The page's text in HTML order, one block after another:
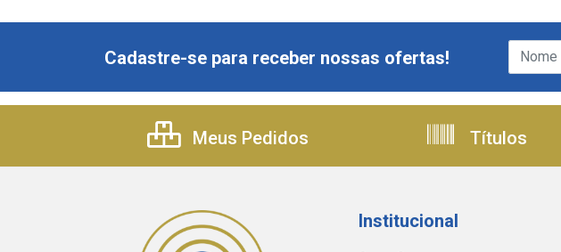
Cadastre-se para receber nossas ofertas!
Meus Pedidos Títulos
Institucional